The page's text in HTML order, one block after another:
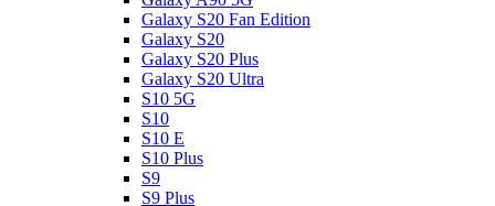
Galaxy S20 Fan Edition
Galaxy S20
Galaxy S20 Plus
Galaxy S20 Ultra
S10 5G
S10
S10 E
S10 Plus
S9
S9 Plus